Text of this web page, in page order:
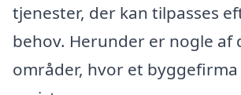
tjenester, der kan tilpasses
behov. Herunder er nogle af
områder, hvor et byggefirma